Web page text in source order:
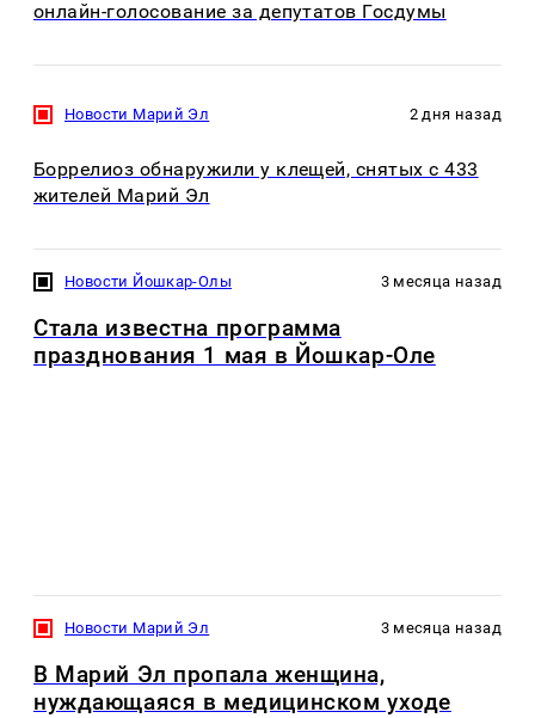
онлайн-голосование за депутатов Госдумы
Новости Марий Эл 2 дня назад
Боррелиоз обнаружили у клещей, снятых с 433
жителей Марий Эл
Новости Йошкар-Олы 3 месяца назад
Стала известна программа
празднования 1 мая в Йошкар-Оле
Новости Марий Эл 3 месяца назад
В Марий Эл пропала женщина,
нуждающаяся в медицинском уходе